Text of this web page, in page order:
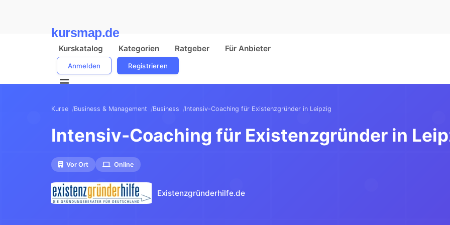
kursmap.de
Kurskatalog Kategorien Ratgeber Für Anbieter
Anmelden Registrieren
Kurse Business & Management Business Intensiv-Coaching für Existenzgründer in Leipzig
Intensiv-Coaching für Existenzgründer in
Vor Ort Online
Existenzgründerhilfe.de